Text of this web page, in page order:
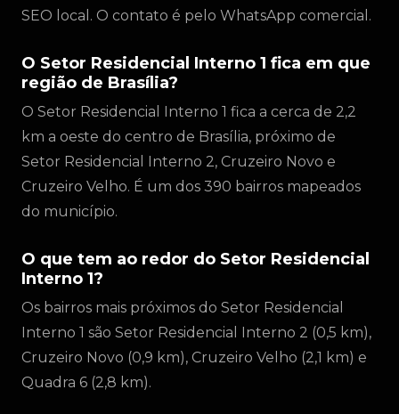
SEO local. O contato é pelo WhatsApp comercial.
O Setor Residencial Interno 1 fica em que
região de Brasília?
O Setor Residencial Interno 1 fica a cerca de 2,2
km a oeste do centro de Brasília, próximo de
Setor Residencial Interno 2, Cruzeiro Novo e
Cruzeiro Velho. É um dos 390 bairros mapeados
do município.
O que tem ao redor do Setor Residencial
Interno 1?
Os bairros mais próximos do Setor Residencial
Interno 1 são Setor Residencial Interno 2 (0,5 km),
Cruzeiro Novo (0,9 km), Cruzeiro Velho (2,1 km) e
Quadra 6 (2,8 km).